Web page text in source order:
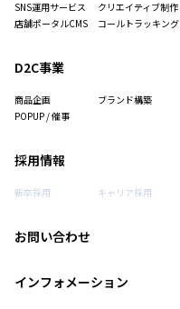
SNS運用サービス
クリエイティブ制作
店舗ポータルCMS
コールトラッキング
D2C事業
商品企画 ブランド構築
POPUP / 催事
採用情報
新卒採用 キャリア採用
お問い合わせ
インフォメーション